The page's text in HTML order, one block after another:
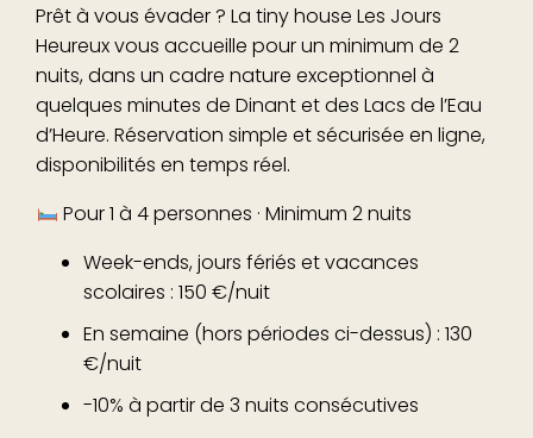
Prêt à vous évader ? La tiny house Les Jours
Heureux vous accueille pour un minimum de 2
nuits, dans un cadre nature exceptionnel à
quelques minutes de Dinant et des Lacs de l’Eau
d’Heure. Réservation simple et sécurisée en ligne,
disponibilités en temps réel.
Pour 1 à 4 personnes · Minimum 2 nuits
Week-ends, jours fériés et vacances
scolaires : 150 €/nuit
En semaine (hors périodes ci-dessus) : 130
€/nuit
-10% à partir de 3 nuits consécutives